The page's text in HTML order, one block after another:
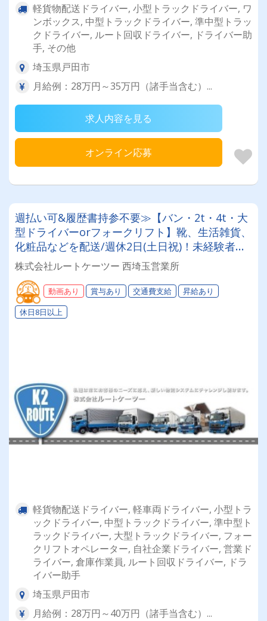
軽貨物配送ドライバー, 小型トラックドライバー, ワ
ンボックス, 中型トラックドライバー, 準中型トラッ
クドライバー, ルート回収ドライバー, ドライバー助
手, その他
埼玉県戸田市
月給例：28万円～35万円（諸手当含む）...
求人内容を見る
オンライン応募
週払い可&履歴書持参不要≫【バン・2t・4t・大
型ドライバーorフォークリフト】靴、生活雑貨、
化粧品などを配送/週休2日(土日祝)！未経験者・
普通免許のみ大歓迎！大型免許取得時は50%費用
補助制度も有★インセン・賞与・勤続給・子ども
手当など待遇充実
株式会社ルートケーツー 西埼玉営業所
動画あり 賞与あり 交通費支給
昇給あり
休日8日以上
軽貨物配送ドライバー, 軽車両ドライバー, 小型トラ
ックドライバー, 中型トラックドライバー, 準中型ト
ラックドライバー, 大型トラックドライバー, フォー
クリフトオペレーター, 自社企業ドライバー, 営業ド
ライバー, 倉庫作業員, ルート回収ドライバー, ドラ
イバー助手
埼玉県戸田市
月給例：28万円～40万円（諸手当含む）...